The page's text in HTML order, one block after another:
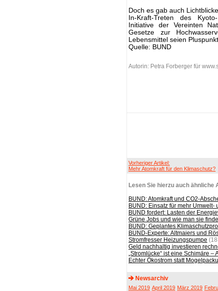
Doch es gab auch
In-Kraft-Treten des
Initiative der Vereinten
Gesetze zur
Lebensmittel seien
Quelle: BUND
Autorin: Petra Forberger für
Vorheriger Artikel:
Mehr Atomkraft für den Klimaschutz?
Lesen Sie hierzu auch ähnliche
BUND: Atomkraft und CO2-
BUND: Einsatz für mehr Umwelt-
BUND fordert: Lasten der
Grüne Jobs und wie man sie
BUND: Geplantes
BUND-Experte: Altmaiers und
Stromfresser Heizungspumpe
Geld nachhaltig investieren
„Stromlücke“ ist eine Schimäre
Echter Ökostrom statt
Newsarchiv
Mai 2019 April 2019 März 2019